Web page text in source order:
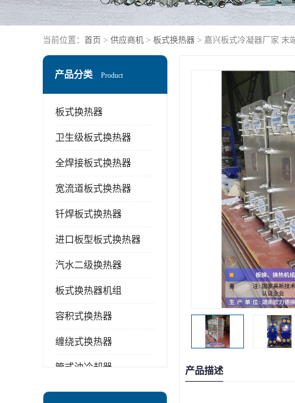
当前位置： 首页 > 供应商机 > 板式换热器 > 嘉兴板式冷凝器厂家 末
产品分类 Product
板式换热器
卫生级板式换热器
全焊接板式换热器
宽流道板式换热器
钎焊板式换热器
进口板型板式换热器
汽水二级换热器
板式换热器机组
容积式换热器
缠绕式换热器
管式油冷却器
盘管换热
产品描述